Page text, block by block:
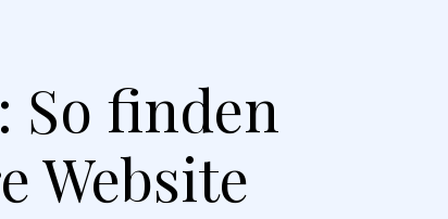
So finden
Website